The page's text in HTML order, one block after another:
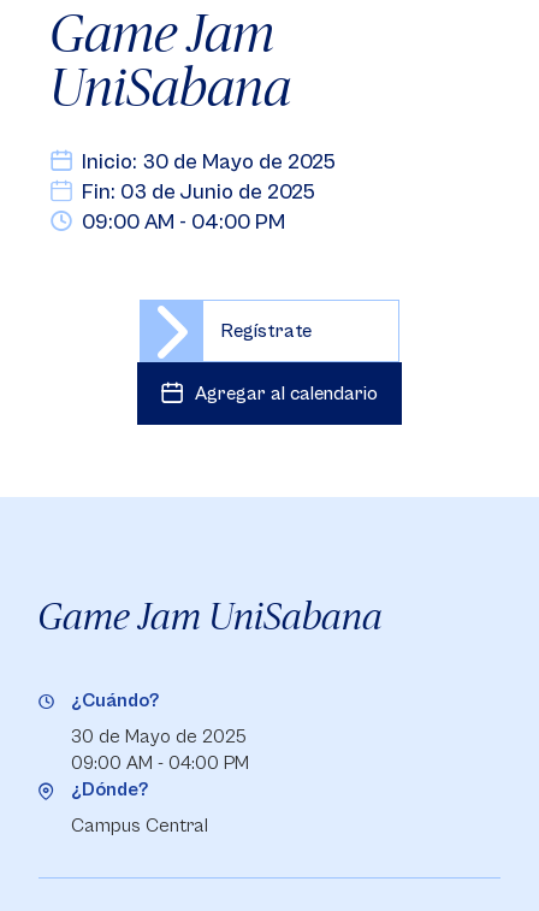
Game Jam
UniSabana
Inicio: 30 de Mayo de 2025
Fin: 03 de Junio de 2025
09:00 AM - 04:00 PM
Regístrate
Agregar al calendario
Game Jam UniSabana
¿Cuándo?
30 de Mayo de 2025
09:00 AM - 04:00 PM
¿Dónde?
Campus Central